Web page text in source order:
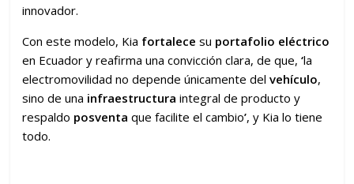
innovador.
Con este modelo, Kia fortalece su portafolio eléctrico
en Ecuador y reafirma una convicción clara, de que,‘la
electromovilidad no depende únicamente delvehículo,
sino de una infraestructura integral de producto y
respaldo posventa que facilite el cambio’, y Kia lo tiene
todo.